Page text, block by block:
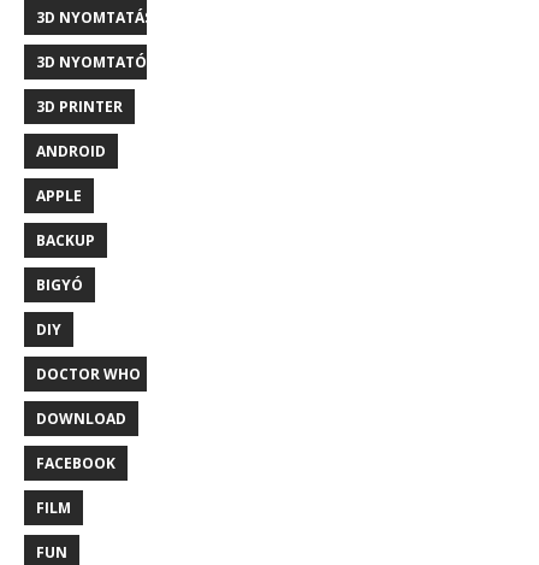
3D NYOMTATÁS
3D NYOMTATÓ
3D PRINTER
ANDROID
APPLE
BACKUP
BIGYÓ
DIY
DOCTOR WHO
DOWNLOAD
FACEBOOK
FILM
FUN